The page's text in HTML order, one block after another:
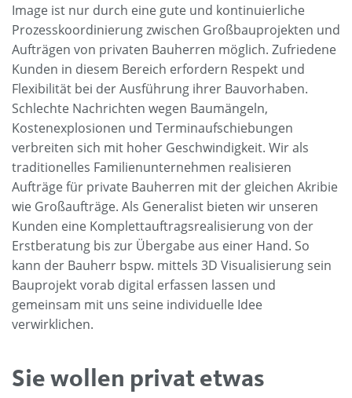
Image ist nur durch eine gute und kontinuierliche
Prozesskoordinierung zwischen Großbauprojekten und
Aufträgen von privaten Bauherren möglich. Zufriedene
Kunden in diesem Bereich erfordern Respekt und
Flexibilität bei der Ausführung ihrer Bauvorhaben.
Schlechte Nachrichten wegen Baumängeln,
Kostenexplosionen und Terminaufschiebungen
verbreiten sich mit hoher Geschwindigkeit. Wir als
traditionelles Familienunternehmen realisieren
Aufträge für private Bauherren mit der gleichen Akribie
wie Großaufträge. Als Generalist bieten wir unseren
Kunden eine Komplettauftragsrealisierung von der
Erstberatung bis zur Übergabe aus einer Hand. So
kann der Bauherr bspw. mittels 3D Visualisierung sein
Bauprojekt vorab digital erfassen lassen und
gemeinsam mit uns seine individuelle Idee
verwirklichen.
Sie wollen privat etwas